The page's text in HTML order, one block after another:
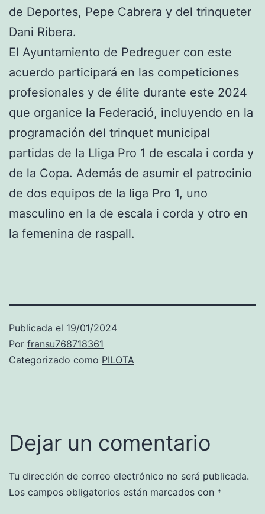
de Deportes, Pepe Cabrera y del trinqueter
Dani Ribera.
El Ayuntamiento de Pedreguer con este
acuerdo participará en las competiciones
profesionales y de élite durante este 2024
que organice la Federació, incluyendo en la
programación del trinquet municipal
partidas de la Lliga Pro 1 de escala i corda y
de la Copa. Además de asumir el patrocinio
de dos equipos de la liga Pro 1, uno
masculino en la de escala i corda y otro en
la femenina de raspall.
Publicada el 19/01/2024
Por fransu768718361
Categorizado como PILOTA
Dejar un comentario
Tu dirección de correo electrónico no será publicada.
Los campos obligatorios están marcados con *